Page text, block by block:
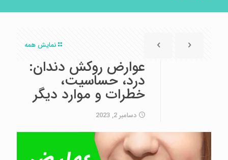
نمایش همه
عوارض روکش دندان:
درد، حساسیت،
خطرات و موارد دیگر
دسامبر 2, 2023